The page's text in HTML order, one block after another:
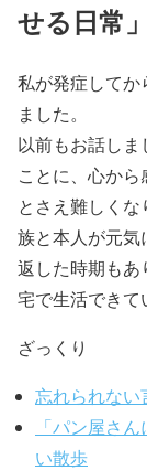
せる日常」
私が発症してか
ました。
以前もお話し
ことに、心か
とさえ難しく
族と本人が元気
返した時期もあ
宅で生活できて
ざっくり
忘れられない
「パン屋さ
い散歩